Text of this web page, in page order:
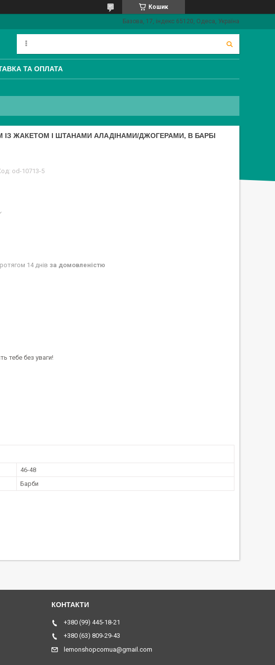
Кошик
Базова, 17, індекс 65120, Одеса, Україна
ТА ОПЛАТА
ЖАКЕТОМ І ШТАНАМИ АЛАДІНАМИ/ДЖОГЕРАМИ, В БАРБІ
od-10713-5
14 днів за домовленістю
тебе без уваги!
46-48
Барби
+380 (99) 445-18-21
+380 (63) 809-29-43
lemonshopcomua@gmail.com